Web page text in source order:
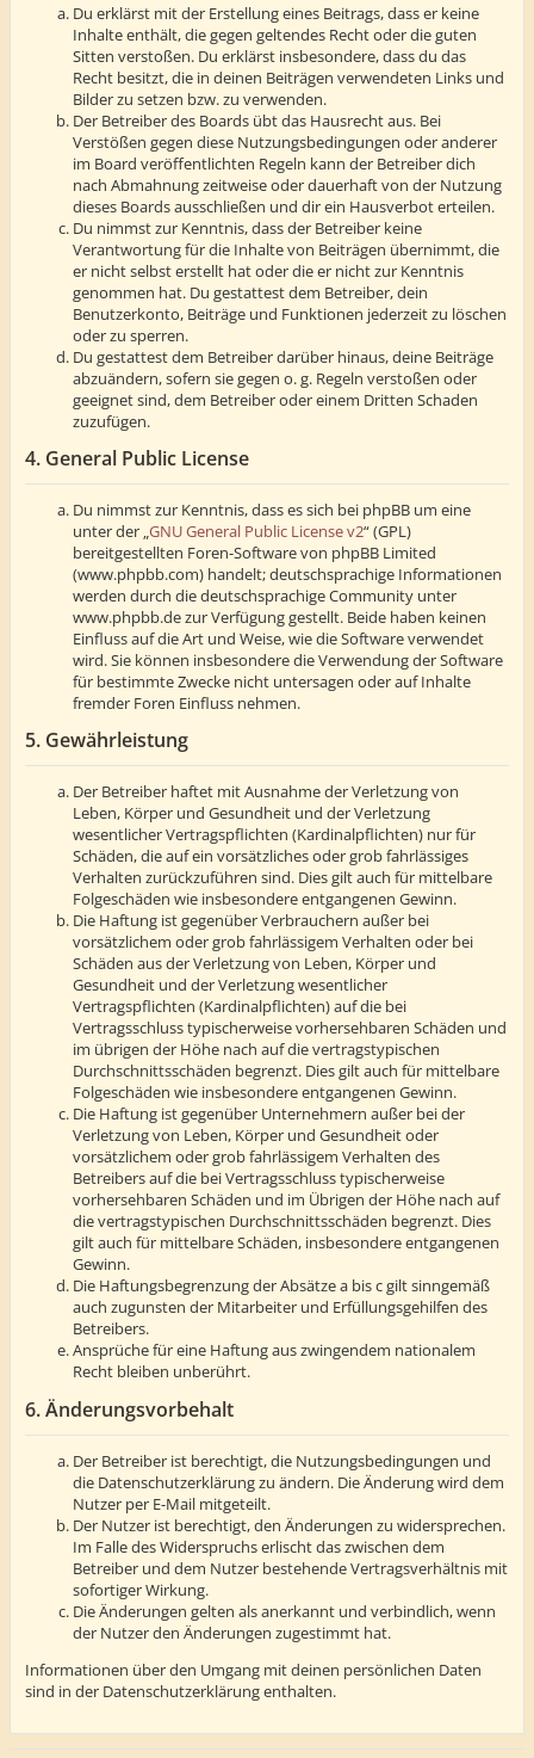
Du erklärst mit der Erstellung eines Beitrags, dass er keine
Inhalte enthält, die gegen geltendes Recht oder die guten
Sitten verstoßen. Du erklärst insbesondere, dass du das
Recht besitzt, die in deinen Beiträgen verwendeten Links und
Bilder zu setzen bzw. zu verwenden.
Der Betreiber des Boards übt das Hausrecht aus. Bei
Verstößen gegen diese Nutzungsbedingungen oder anderer
im Board veröffentlichten Regeln kann der Betreiber dich
nach Abmahnung zeitweise oder dauerhaft von der Nutzung
dieses Boards ausschließen und dir ein Hausverbot erteilen.
Du nimmst zur Kenntnis, dass der Betreiber keine
Verantwortung für die Inhalte von Beiträgen übernimmt, die
er nicht selbst erstellt hat oder die er nicht zur Kenntnis
genommen hat. Du gestattest dem Betreiber, dein
Benutzerkonto, Beiträge und Funktionen jederzeit zu löschen
oder zu sperren.
Du gestattest dem Betreiber darüber hinaus, deine Beiträge
abzuändern, sofern sie gegen o. g. Regeln verstoßen oder
geeignet sind, dem Betreiber oder einem Dritten Schaden
zuzufügen.
4. General Public License
Du nimmst zur Kenntnis, dass es sich bei phpBB um eine
unter der „GNU General Public License v2“ (GPL)
bereitgestellten Foren-Software von phpBB Limited
(www.phpbb.com) handelt; deutschsprachige Informationen
werden durch die deutschsprachige Community unter
www.phpbb.de zur Verfügung gestellt. Beide haben keinen
Einfluss auf die Art und Weise, wie die Software verwendet
wird. Sie können insbesondere die Verwendung der Software
für bestimmte Zwecke nicht untersagen oder auf Inhalte
fremder Foren Einfluss nehmen.
5. Gewährleistung
Der Betreiber haftet mit Ausnahme der Verletzung von
Leben, Körper und Gesundheit und der Verletzung
wesentlicher Vertragspflichten (Kardinalpflichten) nur für
Schäden, die auf ein vorsätzliches oder grob fahrlässiges
Verhalten zurückzuführen sind. Dies gilt auch für mittelbare
Folgeschäden wie insbesondere entgangenen Gewinn.
Die Haftung ist gegenüber Verbrauchern außer bei
vorsätzlichem oder grob fahrlässigem Verhalten oder bei
Schäden aus der Verletzung von Leben, Körper und
Gesundheit und der Verletzung wesentlicher
Vertragspflichten (Kardinalpflichten) auf die bei
Vertragsschluss typischerweise vorhersehbaren Schäden und
im übrigen der Höhe nach auf die vertragstypischen
Durchschnittsschäden begrenzt. Dies gilt auch für mittelbare
Folgeschäden wie insbesondere entgangenen Gewinn.
Die Haftung ist gegenüber Unternehmern außer bei der
Verletzung von Leben, Körper und Gesundheit oder
vorsätzlichem oder grob fahrlässigem Verhalten des
Betreibers auf die bei Vertragsschluss typischerweise
vorhersehbaren Schäden und im Übrigen der Höhe nach auf
die vertragstypischen Durchschnittsschäden begrenzt. Dies
gilt auch für mittelbare Schäden, insbesondere entgangenen
Gewinn.
Die Haftungsbegrenzung der Absätze a bis c gilt sinngemäß
auch zugunsten der Mitarbeiter und Erfüllungsgehilfen des
Betreibers.
Ansprüche für eine Haftung aus zwingendem nationalem
Recht bleiben unberührt.
6. Änderungsvorbehalt
Der Betreiber ist berechtigt, die Nutzungsbedingungen und
die Datenschutzerklärung zu ändern. Die Änderung wird dem
Nutzer per E-Mail mitgeteilt.
Der Nutzer ist berechtigt, den Änderungen zu widersprechen.
Im Falle des Widerspruchs erlischt das zwischen dem
Betreiber und dem Nutzer bestehende Vertragsverhältnis mit
sofortiger Wirkung.
Die Änderungen gelten als anerkannt und verbindlich, wenn
der Nutzer den Änderungen zugestimmt hat.
Informationen über den Umgang mit deinen persönlichen Daten
sind in der Datenschutzerklärung enthalten.